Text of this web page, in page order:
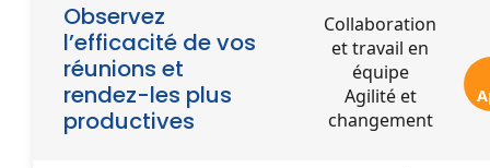
Observez
l’efficacité de vos
réunions et
rendez-les plus
productives
Collaboration
et travail en
équipe
Agilité et
changement